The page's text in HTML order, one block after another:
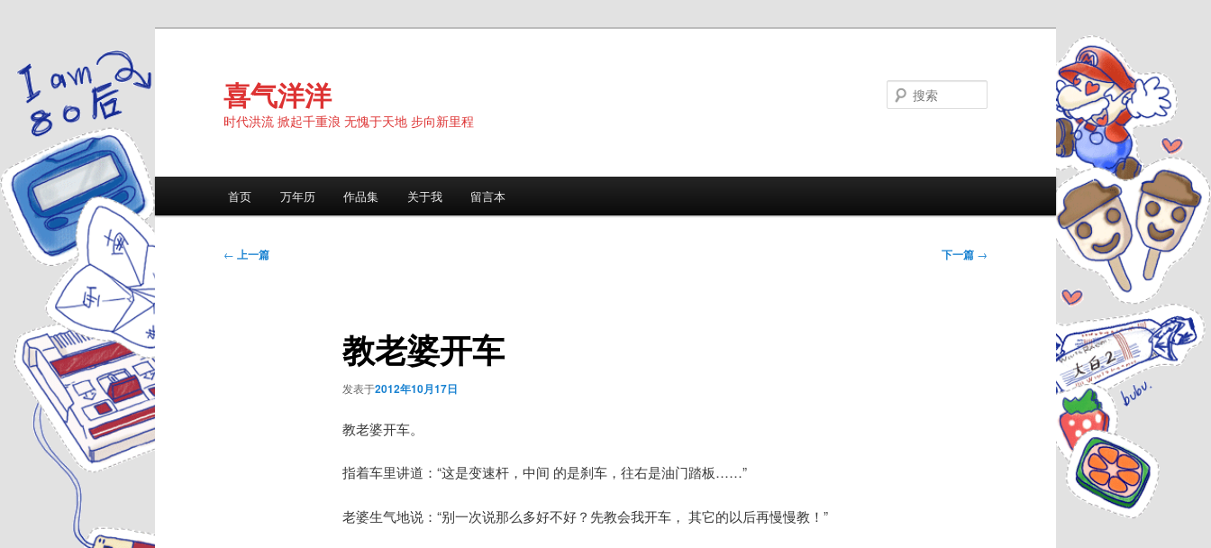
域
喜气洋洋
时代洪流 掀起千重浪 无愧于天地 步向新里程
首页 万年历 作品集 关于我 留言本
文
← 上一篇 下一篇 →
教老婆开车
发表于2012年10月17日
教老婆开车。
指着车里讲道：“这是变速杆，中间 的是刹车，往右是油门踏板……”
老婆生气地说：“别一次说那么多好不好？先教会我开车， 其它的以后再慢慢教！”